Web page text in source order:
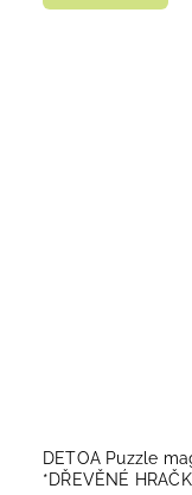
DETOA Puzzle
*DŘEVĚNÉ